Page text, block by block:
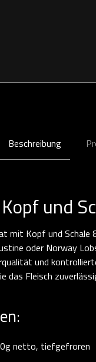
Beschreibung
und
mit Kopf und Schale
oder Norway
und
das Fleisch
netto, tiefgefroren